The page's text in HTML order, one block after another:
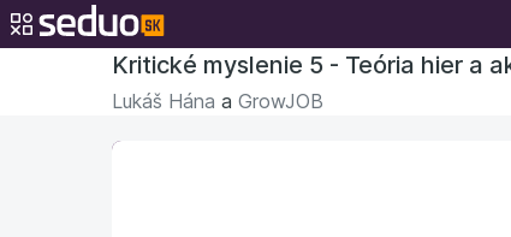
Kritické myslenie 5 - Teória hier a
Lukáš Hána a GrowJOB